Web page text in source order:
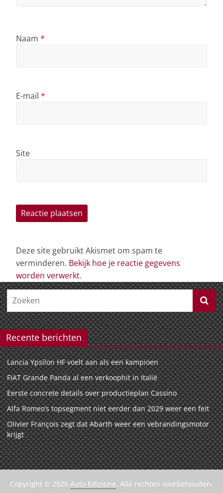
Naam *
E-mail *
Site
Deze site gebruikt Akismet om spam te
verminderen. Bekijk hoe je reactie gegevens
worden verwerkt.
Recente berichten
Lancia Ypsilon HF voelt aan als een kampioen
FIAT Grande Panda al een verkoophit in Italië
Eerste concrete details over productieplan Cassino
Alfa Romeo’s topsegment niet eerder dan 2029 weer een feit
Olivier François zegt dat Abarth weer een vebrandingsmotor
krijgt
Copyright © 2026 Auto Edizione. Alle rechten voorbehouden.